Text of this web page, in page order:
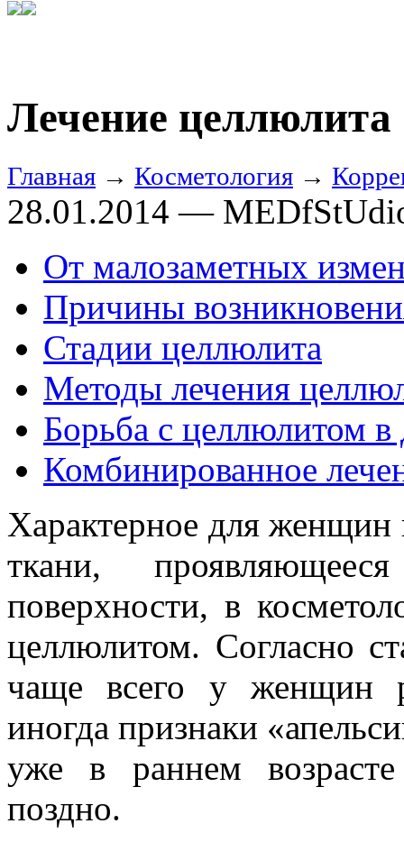
Лечение целлюлита
Главная → Косметология →
28.01.2014 —
От малозаметных
Причины
Стадии целлюлита
Методы лечения
Борьба с целлюлитом
Комбинированное
Характерное для
ткани,
поверхности, в
целлюлитом. Согласно
чаще всего у женщин
иногда признаки
уже в раннем
поздно.